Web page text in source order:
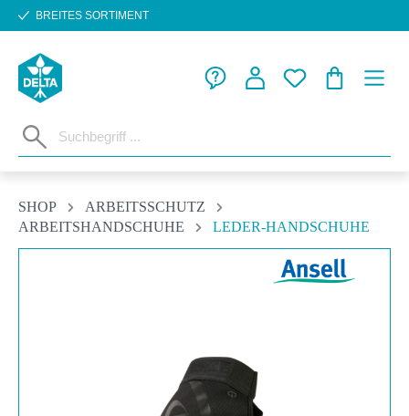
Zum Hauptinhalt springen
BREITES SORTIMENT
SHOP
ARBEITSSCHUTZ
ARBEITSHANDSCHUHE
LEDER-HANDSCHUHE